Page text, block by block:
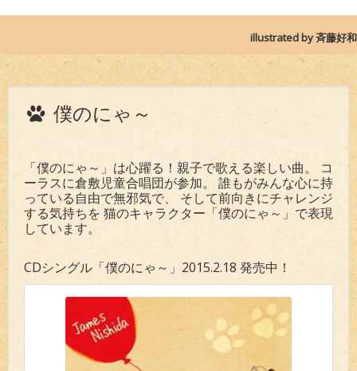
illustrated by 斉藤好和
僕のにゃ～
「僕のにゃ～」は心躍る！親子で歌える楽しい曲。 コ
ーラスに倉敷児童合唱団が参加。 誰もがみんな心に持
っている自由で無邪気で、 そして前向きにチャレンジ
する気持ちを 猫のキャラクター「僕のにゃ～」で表現
しています。
CDシングル「僕のにゃ～」2015.2.18 発売中！